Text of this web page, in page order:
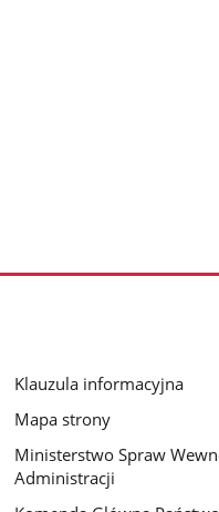
Klauzula informacyjna
Mapa strony
Ministerstwo Spraw
Administracji